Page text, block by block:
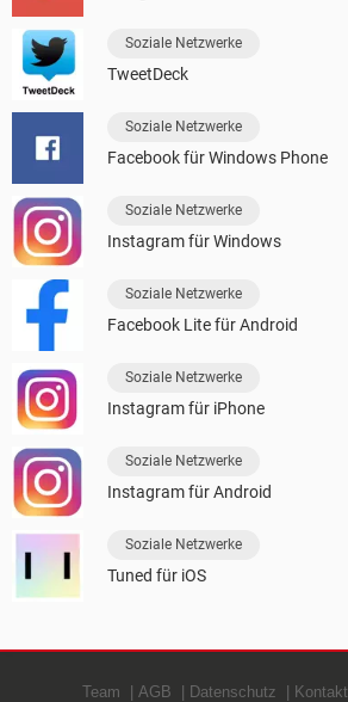
Soziale Netzwerke
TweetDeck
Soziale Netzwerke
Facebook für Windows Phone
Soziale Netzwerke
Instagram für Windows
Soziale Netzwerke
Facebook Lite für Android
Soziale Netzwerke
Instagram für iPhone
Soziale Netzwerke
Instagram für Android
Soziale Netzwerke
Tuned für iOS
Team AGB Datenschutz Kontakt